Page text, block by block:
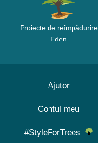
Proiecte de reîmpădurire
Eden
Ajutor
Contul meu
#StyleForTrees